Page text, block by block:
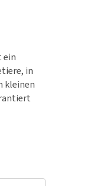
ein
in
kleinen